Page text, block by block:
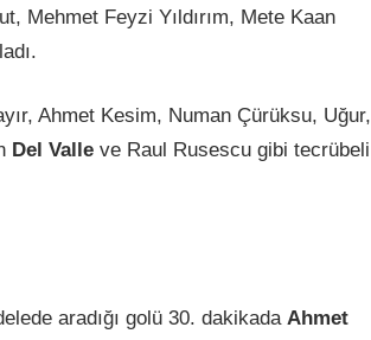
Mehmet Feyzi Yıldırım, Mete Kaan
Ahmet Kesim, Numan Çürüksu, Uğur,
Del Valleve Raul Rusescu gibi tecrübeli
aradığı golü 30. dakikada Ahmet